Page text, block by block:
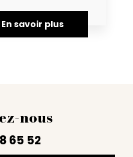
En savoir plus
nous
65 52